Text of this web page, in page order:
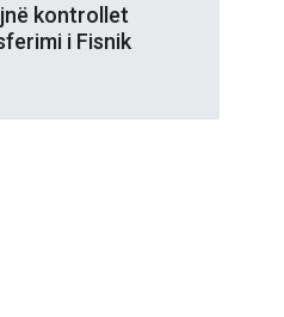
kontrollet
i Fisnik